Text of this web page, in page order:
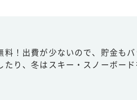
料！出費が少ないので、貯金も
り、冬はスキー・スノーボー